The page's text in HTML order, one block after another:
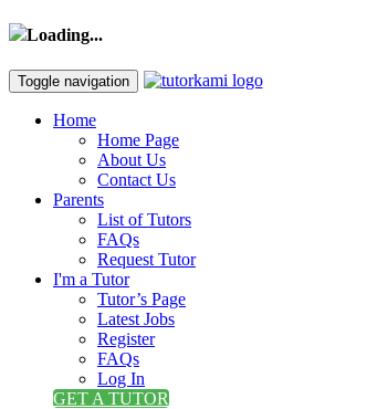
Loading...
Toggle navigation
Home
Home Page
About Us
Contact Us
Parents
List of Tutors
FAQs
Request Tutor
I'm a Tutor
Tutor’s Page
Latest Jobs
Register
FAQs
Log In
GET A TUTOR